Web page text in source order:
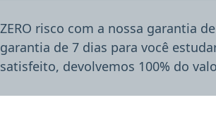
ZERO risco com a nossa garantia
garantia de 7 dias para você
satisfeito, devolvemos 100% do